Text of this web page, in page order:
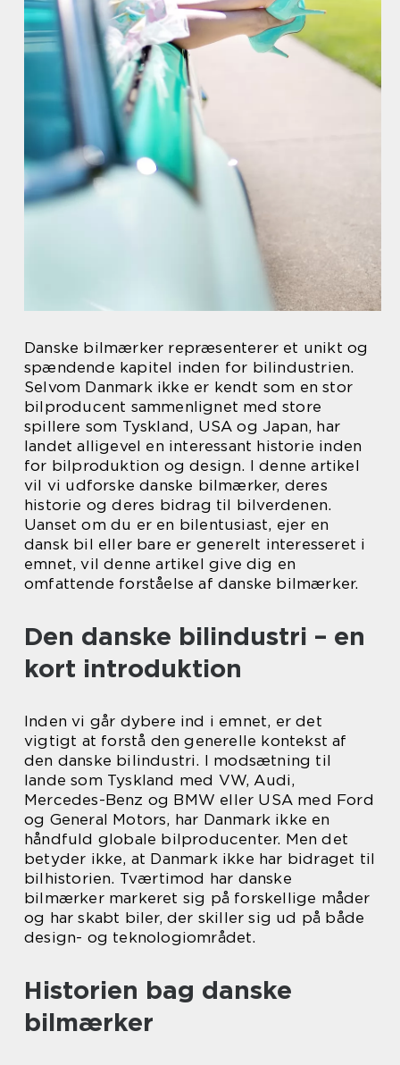
Danske bilmærker repræsenterer et unikt og
spændende kapitel inden for bilindustrien.
Selvom Danmark ikke er kendt som en stor
bilproducent sammenlignet med store
spillere som Tyskland, USA og Japan, har
landet alligevel en interessant historie inden
for bilproduktion og design. I denne artikel
vil vi udforske danske bilmærker, deres
historie og deres bidrag til bilverdenen.
Uanset om du er en bilentusiast, ejer en
dansk bil eller bare er generelt interesseret i
emnet, vil denne artikel give dig en
omfattende forståelse af danske bilmærker.
Den danske bilindustri – en
kort introduktion
Inden vi går dybere ind i emnet, er det
vigtigt at forstå den generelle kontekst af
den danske bilindustri. I modsætning til
lande som Tyskland med VW, Audi,
Mercedes-Benz og BMW eller USA med Ford
og General Motors, har Danmark ikke en
håndfuld globale bilproducenter. Men det
betyder ikke, at Danmark ikke har bidraget til
bilhistorien. Tværtimod har danske
bilmærker markeret sig på forskellige måder
og har skabt biler, der skiller sig ud på både
design- og teknologiområdet.
Historien bag danske
bilmærker